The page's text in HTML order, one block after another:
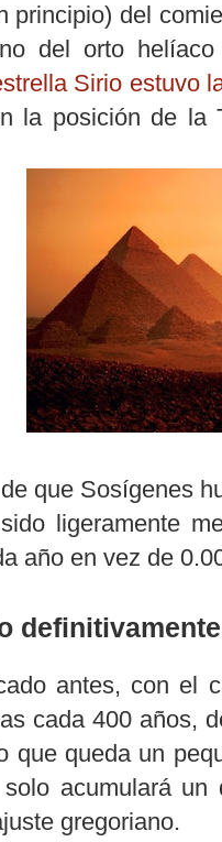
principio) del
del orto
Sirio estuvo
la posición de
que Sosígenes
sido ligeramente
año en vez de
antes, con el
cada 400 años,
que queda un
acumulará
gregoriano.